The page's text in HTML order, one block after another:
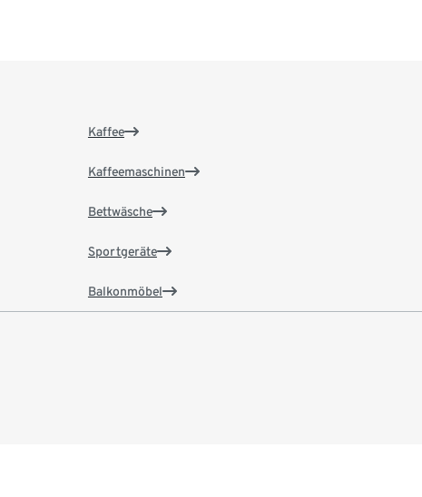
Kaffee
Kaffeemaschinen
Bettwäsche
Sportgeräte
Balkonmöbel